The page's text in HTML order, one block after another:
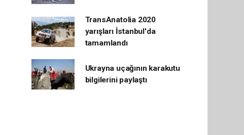
TransAnatolia 2020
yarışları İstanbul'da
tamamlandı
Ukrayna uçağının karakutu
bilgilerini paylaştı